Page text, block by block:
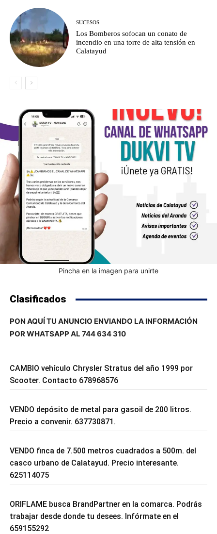
SUCESOS
Los Bomberos sofocan un conato de
incendio en una torre de alta tensión en
Calatayud
Pincha en la imagen para unirte
Clasificados
PON AQUÍ TU ANUNCIO ENVIANDO LA INFORMACIÓN
POR WHATSAPP AL 744 634 310
CAMBIO vehículo Chrysler Stratus del año 1999 por
Scooter. Contacto 678968576
VENDO depósito de metal para gasoil de 200 litros.
Precio a convenir. 637730871.
VENDO finca de 7.500 metros cuadrados a 500m. del
casco urbano de Calatayud. Precio interesante.
625114075
ORIFLAME busca BrandPartner en la comarca. Podrás
trabajar desde donde tu desees. Infórmate en el
659155292